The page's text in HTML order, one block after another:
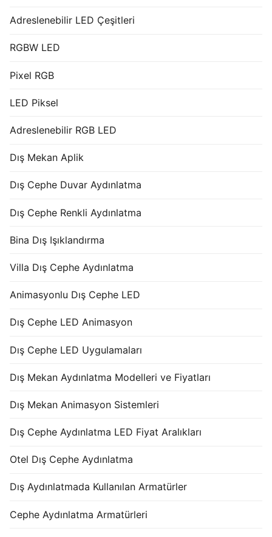
Adreslenebilir LED Çeşitleri
RGBW LED
Pixel RGB
LED Piksel
Adreslenebilir RGB LED
Dış Mekan Aplik
Dış Cephe Duvar Aydınlatma
Dış Cephe Renkli Aydınlatma
Bina Dış Işıklandırma
Villa Dış Cephe Aydınlatma
Animasyonlu Dış Cephe LED
Dış Cephe LED Animasyon
Dış Cephe LED Uygulamaları
Dış Mekan Aydınlatma Modelleri ve Fiyatları
Dış Mekan Animasyon Sistemleri
Dış Cephe Aydınlatma LED Fiyat Aralıkları
Otel Dış Cephe Aydınlatma
Dış Aydınlatmada Kullanılan Armatürler
Cephe Aydınlatma Armatürleri